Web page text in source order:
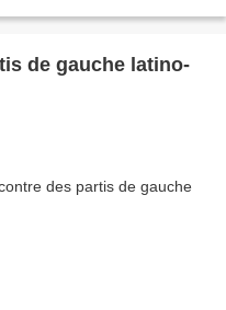
de gauche latino-